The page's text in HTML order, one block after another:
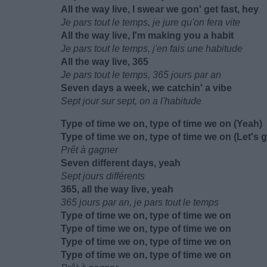
All the way live, I swear we gon' get fast, hey
Je pars tout le temps, je jure qu'on fera vite
All the way live, I'm making you a habit
Je pars tout le temps, j'en fais une habitude
All the way live, 365
Je pars tout le temps, 365 jours par an
Seven days a week, we catchin' a vibe
Sept jour sur sept, on a l'habitude
Type of time we on, type of time we on (Yeah)
Type of time we on, type of time we on (Let's
Prêt à gagner
Seven differеnt days, yeah
Sept jours différents
365, all the way live, yеah
365 jours par an, je pars tout le temps
Type of time we on, type of time we on
Type of time we on, type of time we on
Type of time we on, type of time we on
Type of time we on, type of time we on